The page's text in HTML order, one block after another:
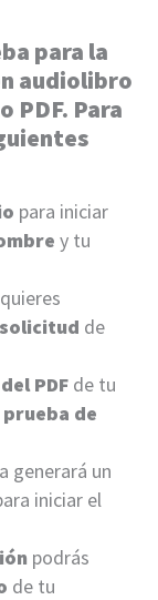
para la
audiolibro
PDF. Para
para iniciar
y tu
de
PDF de tu
de
generará un
iniciar el
podrás
de tu